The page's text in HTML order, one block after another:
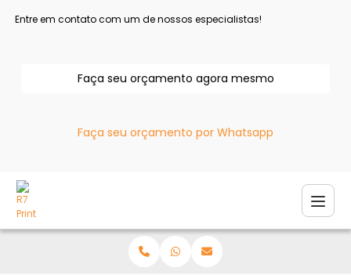
Entre em contato com um de nossos especialistas!
Faça seu orçamento agora mesmo
Faça seu orçamento por Whatsapp